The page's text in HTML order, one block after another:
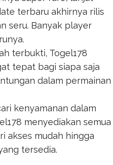
terbaru akhirnya rilis
seru. Banyak player
terbukti, Togel178
tepat bagi siapa saja
dalam permainan
kenyamanan dalam
menyediakan semua
akses mudah hingga
tersedia.